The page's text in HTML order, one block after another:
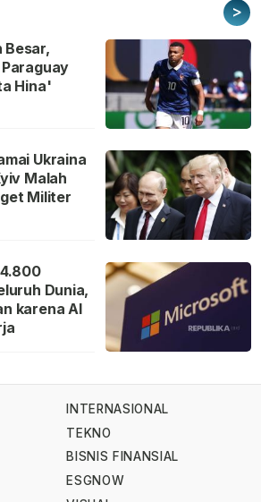
>
Besar,
Hina'
Ukraina
Malah
Militer
Dunia,
karena AI
INTERNASIONAL
TEKNO
BISNIS FINANSIAL
ESGNOW